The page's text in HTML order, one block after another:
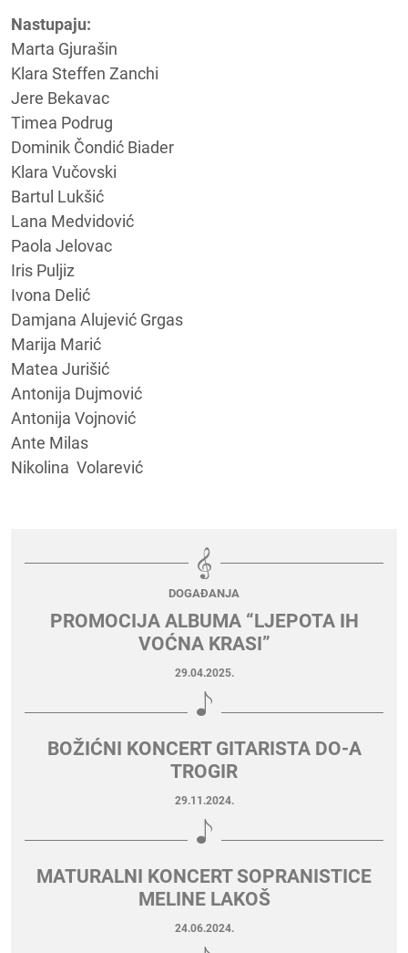
Nastupaju:
Marta Gjurašin
Klara Steffen Zanchi
Jere Bekavac
Timea Podrug
Dominik Čondić Biader
Klara Vučovski
Bartul Lukšić
Lana Medvidović
Paola Jelovac
Iris Puljiz
Ivona Delić
Damjana Alujević Grgas
Marija Marić
Matea Jurišić
Antonija Dujmović
Antonija Vojnović
Ante Milas
Nikolina Volarević
DOGAĐANJA
PROMOCIJA ALBUMA “LJEPOTA IH
VOĆNA KRASI”
29.04.2025.
BOŽIĆNI KONCERT GITARISTA DO-A
TROGIR
29.11.2024.
MATURALNI KONCERT SOPRANISTICE
MELINE LAKOŠ
24.06.2024.